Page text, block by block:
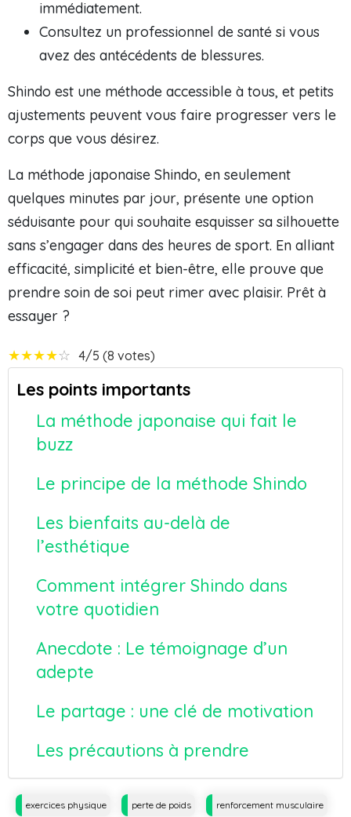
immédiatement.
Consultez un professionnel de santé si vous
avez des antécédents de blessures.
Shindo est une méthode accessible à tous, et petits
ajustements peuvent vous faire progresser vers le
corps que vous désirez.
La méthode japonaise Shindo, en seulement
quelques minutes par jour, présente une option
séduisante pour qui souhaite esquisser sa silhouette
sans s’engager dans des heures de sport. En alliant
efficacité, simplicité et bien-être, elle prouve que
prendre soin de soi peut rimer avec plaisir. Prêt à
essayer ?
★★★★☆ 4/5 (8 votes)
Les points importants
La méthode japonaise qui fait le
buzz
Le principe de la méthode Shindo
Les bienfaits au-delà de
l’esthétique
Comment intégrer Shindo dans
votre quotidien
Anecdote : Le témoignage d’un
adepte
Le partage : une clé de motivation
Les précautions à prendre
Tagsexercices physique perte de poids renforcement musculaire